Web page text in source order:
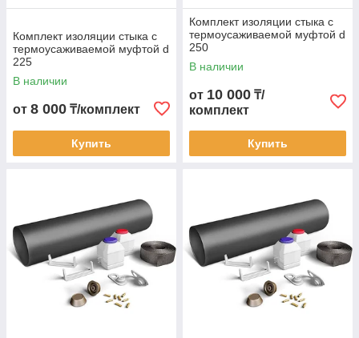
Комплект изоляции стыка с
термоусаживаемой муфтой d
225
В наличии
от 8 000 ₸/комплект
Купить
Комплект изоляции стыка с
термоусаживаемой муфтой d
250
В наличии
от 10 000 ₸/
комплект
Купить